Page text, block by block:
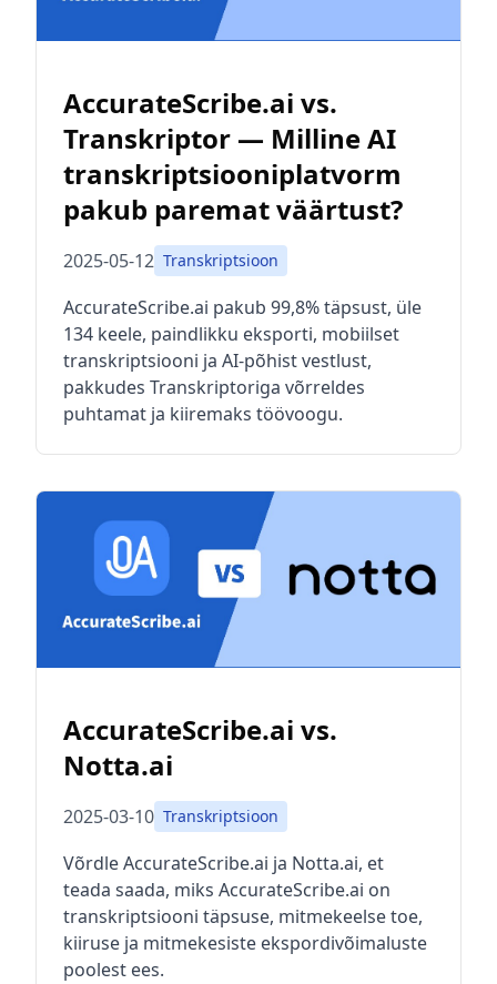
AccurateScribe.ai vs.
Transkriptor — Milline AI
transkriptsiooniplatvorm
pakub paremat väärtust?
2025-05-12 Transkriptsioon
AccurateScribe.ai pakub 99,8% täpsust, üle
134 keele, paindlikku eksporti, mobiilset
transkriptsiooni ja AI-põhist vestlust,
pakkudes Transkriptoriga võrreldes
puhtamat ja kiiremaks töövoogu.
AccurateScribe.ai vs.
Notta.ai
2025-03-10 Transkriptsioon
Võrdle AccurateScribe.ai ja Notta.ai, et
teada saada, miks AccurateScribe.ai on
transkriptsiooni täpsuse, mitmekeelse toe,
kiiruse ja mitmekesiste ekspordivõimaluste
poolest ees.